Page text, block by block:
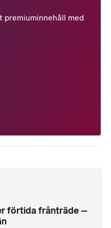
premiuminnehåll med
förtida frånträde –